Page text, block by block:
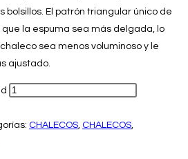
bolsillos. El patrón triangular único de
que la espuma sea más delgada, lo
sea menos voluminoso y le
ajustado.
CHALECOS, CHALECOS,